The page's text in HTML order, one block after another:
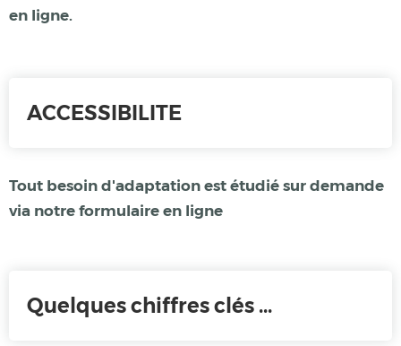
en ligne.
ACCESSIBILITE
Tout besoin d'adaptation est étudié sur demande
via notre formulaire en ligne
Quelques chiffres clés ...